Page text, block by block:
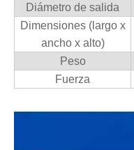
Diámetro de salida
Dimensiones (largo x
ancho x alto)
Peso
Fuerza